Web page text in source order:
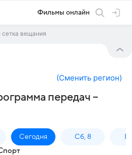
Фильмы онлайн
сетка вещания
(Сменить регион)
передач –
Сегодня Сб, 8